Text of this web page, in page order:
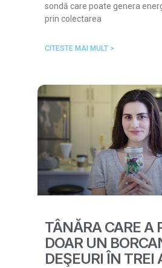
sondă care poate genera
prin colectarea
CITESTE MAI MULT >
TÂNĂRA CARE A
DOAR UN
DEŞEURI ÎN TREI